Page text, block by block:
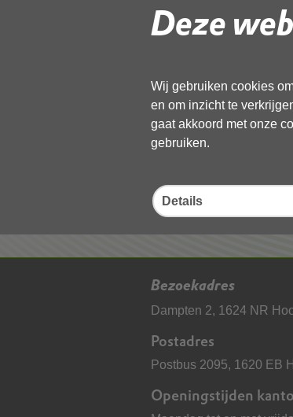
Deze
Wij gebruiken cookies
en om inzicht te
gaat akkoord met onze
gebruiken.
Details
Gebruik de
Deel deze pagina
Bezoekadres
Dampten 2, 1624 NR
Postadres
Postbus 2095, 1620 EB
Openingstijden